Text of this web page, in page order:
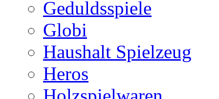
Geduldsspiele
Globi
Haushalt Spielzeug
Heros